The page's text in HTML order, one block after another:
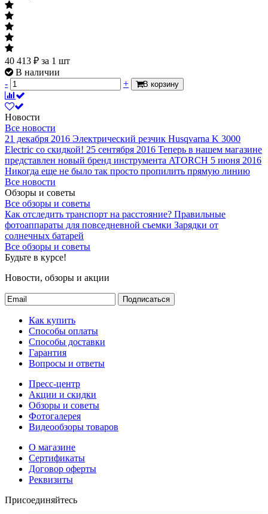
40 413 ₽ за 1 шт
В наличии
-
+ В корзину
Новости
Все новости
21 декабря 2016 Электрический резчик Husqvarna K 3000
Electric со скидкой! 25 сентября 2016 Теперь в нашем магазине
представлен новый бренд инструмента ATORCH 5 июня 2016
Никогда еще не было так просто пропилить прямую линию
Все новости
Обзоры и советы
Все обзоры и советы
Как отследить транспорт на расстояние? Правильные
фотоаппараты для повседневной съемки Зарядки от
солнечных батарей
Все обзоры и советы
Будьте в курсе!
Новости, обзоры и акции
Подписаться
Как купить
Способы оплаты
Способы доставки
Гарантия
Вопросы и ответы
Пресс-центр
Акции и скидки
Обзоры и советы
Фотогалерея
Видеообзоры товаров
О магазине
Сертификаты
Договор оферты
Реквизиты
Присоединяйтесь